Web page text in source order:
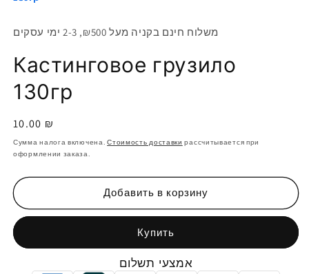
משלוח חינם בקניה מעל ₪500, 2-3 ימי עסקים
Кастинговое грузило
130гр
Обычная
цена
10.00 ₪
Сумма налога включена.Стоимость доставки рассчитывается при
оформлении заказа.
Добавить в корзину
Купить
אמצעי תשלום